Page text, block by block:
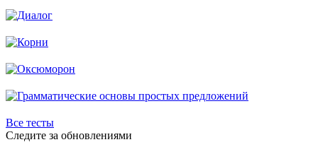
Все тесты
Следите за обновлениями